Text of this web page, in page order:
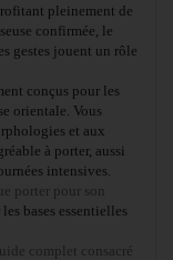
pleinement de
confirmée, le
gestes jouent un rôle
conçus pour les
orientale. Vous
et aux
à porter, aussi
intensives.
porter pour son
bases essentielles
complet consacré